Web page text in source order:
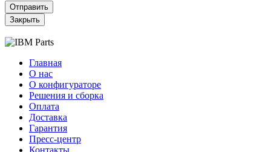
Отправить
Закрыть
Главная
О нас
О конфигураторе
Решения и сборка
Оплата
Доставка
Гарантия
Пресс-центр
Контакты